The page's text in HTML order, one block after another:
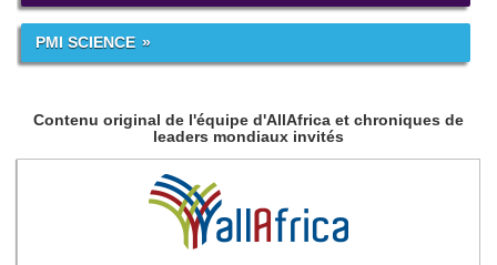
PMI SCIENCE
Contenu original de l'équipe d'AllAfrica et chroniques de
leaders mondiaux invités